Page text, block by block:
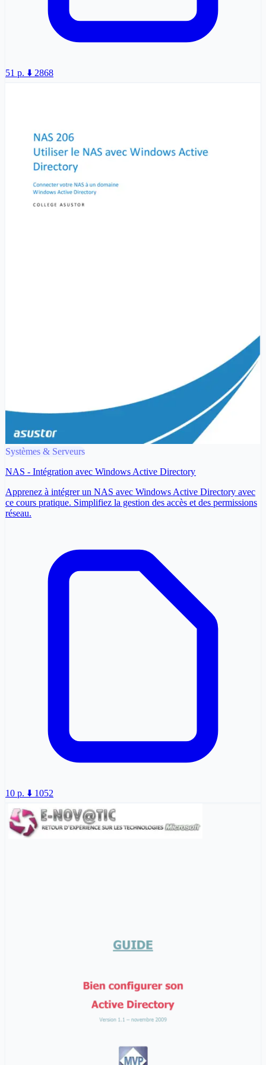
51 p. ⬇️ 2868
Systèmes & Serveurs
NAS - Intégration avec Windows Active Directory
Apprenez à intégrer un NAS avec Windows Active Directory avec
ce cours pratique. Simplifiez la gestion des accès et des permissions
réseau.
10 p. ⬇️ 1052